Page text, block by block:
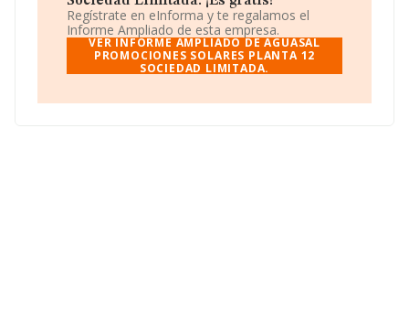
En relación con el sector y disponiendo de los datos de
hasta 46.044 empresas, a nivel nacional la facturación
asciende a 23.269 millones de euros y la media de
facturación de ventas entre todas las compañías
alcanza los 505 mil euros. Teniendo en cuenta la
INFORMA aparecen 326 empresas, cuyas ventas han
Regístrate en eInforma y te regalamos el
Informe Ampliado de esta empresa.
VER INFORME AMPLIADO DE AGUASAL
PROMOCIONES SOLARES PLANTA 12
SOCIEDAD LIMITADA.